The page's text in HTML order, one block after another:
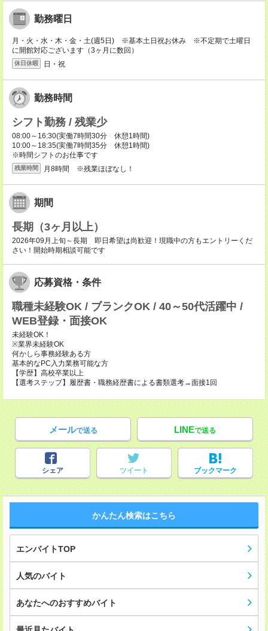
勤務曜日
月・火・水・木・金・土(週5日) ※基本土日祝お休み ※不定期で土曜日
に開館対応ございます（3ヶ月に数回）
休日休暇 日・祝
勤務時間
シフト勤務 / 残業少
08:00～16:30(実働7時間30分 休憩1時間)
10:00～18:35(実働7時間35分 休憩1時間)
※時間シフトのお仕事です
残業時間 月8時間 ※残業ほぼなし！
期間
長期（3ヶ月以上）
2026年09月上旬～長期 即日希望は尚歓迎！現職中の方もエントリーくだ
さい！開始時期相談可能です
応募資格・条件
職種未経験OK / ブランクOK / 40～50代活躍中 /
WEB登録・面接OK
未経験OK！
※業界未経験OK
何かしら事務経験ある方
基本的なPC入力業務可能な方
【学歴】高校卒業以上
【選考ステップ】履歴書・職務経歴書による書類選考→面接1回
メールで送る LINEで送る
シェア ツイート ブックマーク
かんたん検索はこちら
エンバイトTOP
人気のバイト
あなたへのおすすめバイト